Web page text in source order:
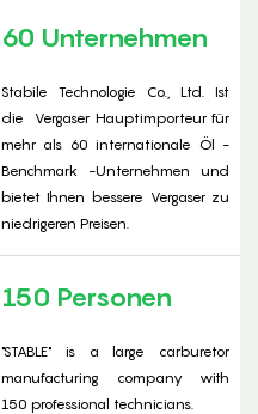
60 Unternehmen
Stabile Technologie Co., Ltd. Ist
die
Vergaser Hauptimporteur für
mehr als 60 internationale Öl -
Benchmark -Unternehmen und
bietet Ihnen bessere Vergaser zu
niedrigeren Preisen.
150 Personen
"STABLE" is a large carburetor
manufacturing company with
150 professional technicians.